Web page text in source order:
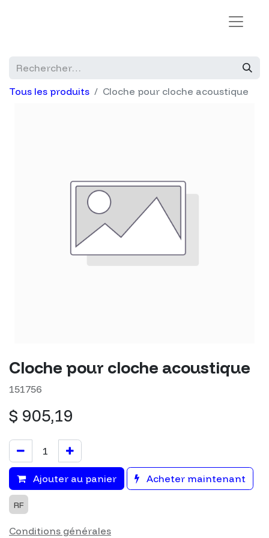
Tous les produits Cloche pour cloche acoustique
Cloche pour cloche acoustique
151756
$ 905,19
Ajouter au panier Acheter maintenant
RF
Conditions générales